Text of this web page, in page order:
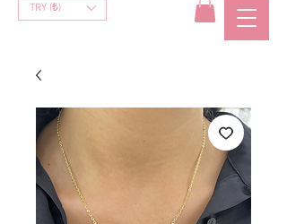
TRY (₺)